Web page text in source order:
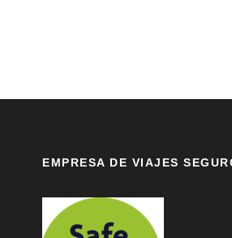
EMPRESA DE VIAJES